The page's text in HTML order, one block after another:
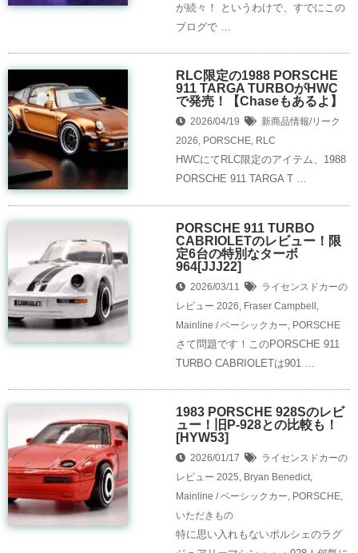
が続々！ というわけで、すでにこの
ブログで …
RLC限定の1988 PORSCHE
911 TARGA TURBOがHWC
で発売！【Chaseもあるよ】
2026/04/19
新商品情報/リーク
2026, PORSCHE, RLC
HWCにてRLC限定のアイテム、1988
PORSCHE 911 TARGA T …
PORSCHE 911 TURBO
CABRIOLETのレビュー！限
定6台の特別なターボ
964[JJJ22]
2026/03/11
ライセンスドカーの
レビュー 2026, Fraser Campbell ,
Mainline / ベーシックカー, PORSCHE
さて問題です！このPORSCHE 911
TURBO CABRIOLETは901 …
1983 PORSCHE 928Sのレビ
ュー！旧P-928との比較も！
[HYW53]
2026/01/17
ライセンスドカーの
レビュー 2025, Bryan Benedict,
Mainline / ベーシックカー, PORSCHE,
いただきもの
特に思い入れもないポルシェのラグ